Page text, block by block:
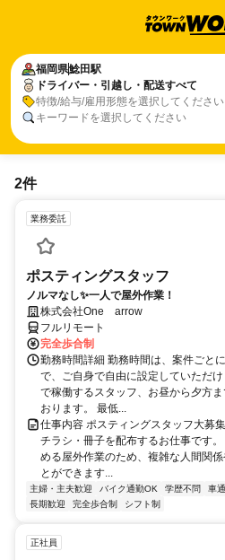
福岡県鯰田駅
ドライバー・引越し・配送すべて
特徴/給与/雇用形態を選択してください
キーワードを選択してください
2件
業務委託
ポスティングスタッフ
ノルマなし✨一人で屋外作業！
株式会社One arrow
フルリモート
完全歩合制
勤務時間詳細 勤務時間は、案件ごと
で、ご自身で自由に設定していただ
で稼働するスタッフ、お昼から夕方
おります。 最低...
仕事内容 ポスティングスタッフ大募
チラシ・冊子を配布するお仕事です
める屋外作業のため、複雑な人間関
とができます...
主婦・主夫歓迎 バイク通勤OK 学歴不問 車
長期歓迎
完全歩合制 シフト制
正社員